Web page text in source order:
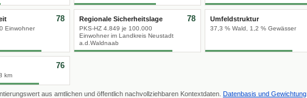
Einwohner
78 Regionale Sicherheitslage
PKS-HZ 4.849 je 100.000
Einwohner im Landkreis Neustadt
a.d.Waldnaab
78 Umfeldstruktur
37,3 % Wald, 1,2 % Gewässer
km
76
aus amtlichen und öffentlich nachvollziehbaren Kontextdaten. Datenbasis und Gewichtung